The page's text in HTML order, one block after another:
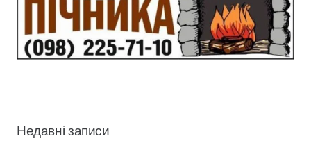
Недавні записи